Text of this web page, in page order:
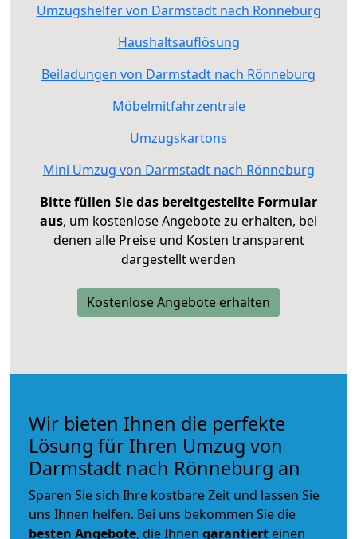
Umzugshelfer von Darmstadt nach Rönneburg
Haushaltsauflösung
Beiladungen von Darmstadt nach Rönneburg
Möbelmitfahrzentrale
Umzugskartons
Mini Umzug von Darmstadt nach Rönneburg
Bitte füllen Sie das bereitgestellte Formular
aus, um kostenlose Angebote zu erhalten, bei
denen alle Preise und Kosten transparent
dargestellt werden
Kostenlose Angebote erhalten
Wir bieten Ihnen die perfekte
Lösung für Ihren Umzug von
Darmstadt nach Rönneburg an
Sparen Sie sich Ihre kostbare Zeit und lassen Sie
uns Ihnen helfen. Bei uns bekommen Sie die
besten Angebote, die Ihnen garantiert einen